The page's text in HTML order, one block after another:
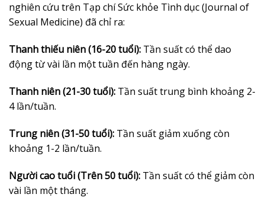
nghiên cứu trên Tạp chí Sức khỏe Tình dục (Journal of
Sexual Medicine) đã chỉ ra:
Thanh thiếu niên (16-20 tuổi): Tần suất có thể dao
động từ vài lần một tuần đến hàng ngày.
Thanh niên (21-30 tuổi): Tần suất trung bình khoảng 2-
4 lần/tuần.
Trung niên (31-50 tuổi): Tần suất giảm xuống còn
khoảng 1-2 lần/tuần.
Người cao tuổi (Trên 50 tuổi): Tần suất có thể giảm còn
vài lần một tháng.